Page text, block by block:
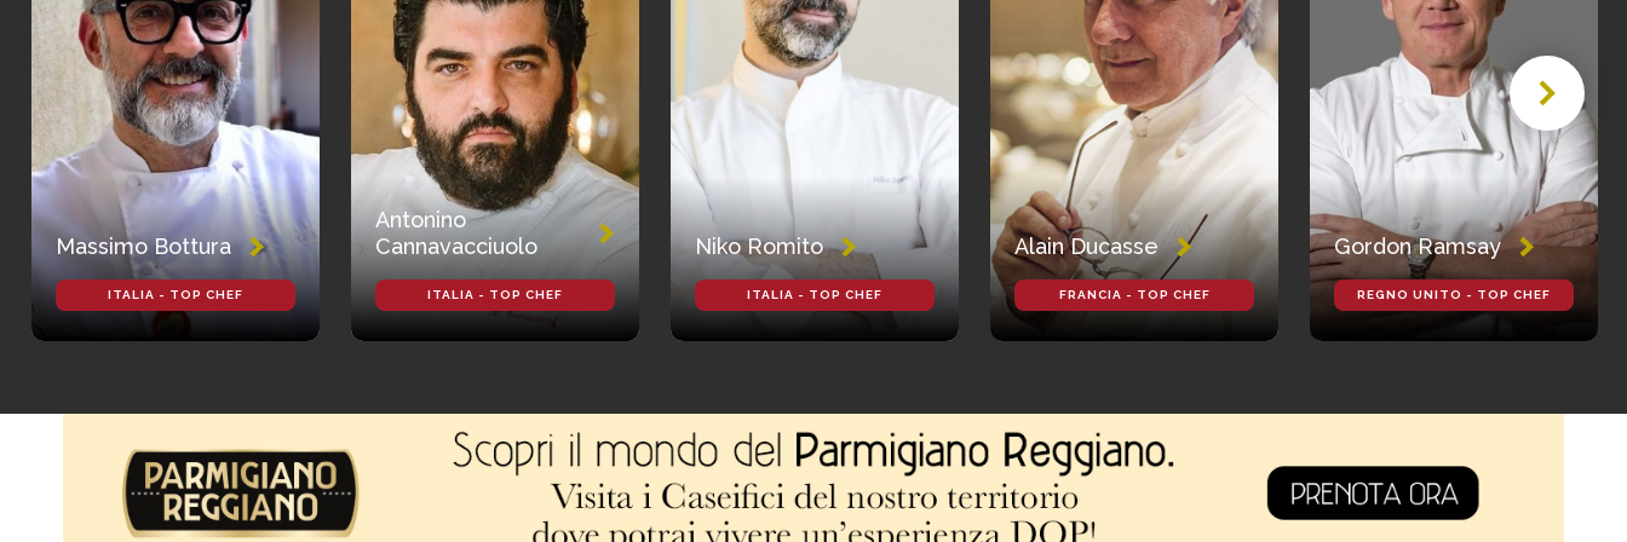
Massimo Bottura
ITALIA - TOP CHEF
Antonino
Cannavacciuolo
ITALIA - TOP CHEF
Niko Romito
ITALIA - TOP CHEF
Alain Ducasse
FRANCIA - TOP CHEF
Gordon Ramsay
REGNO UNITO - TOP CHEF